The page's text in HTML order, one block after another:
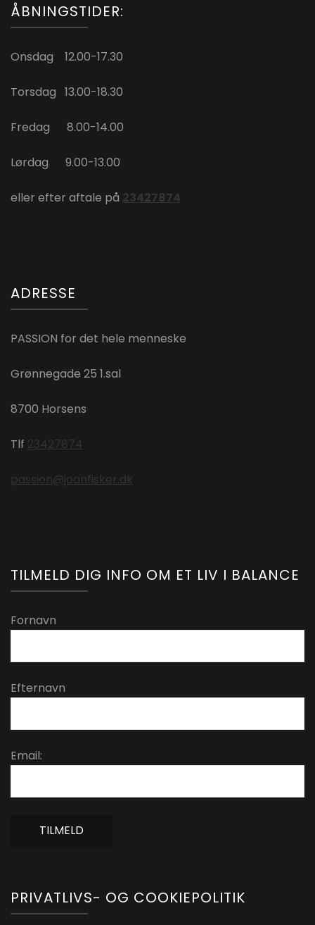
ÅBNINGSTIDER:
Onsdag 12.00-17.30
Torsdag 13.00-18.30
Fredag 8.00-14.00
Lørdag 9.00-13.00
eller efter aftale på 23427874
ADRESSE
PASSION for det hele menneske
Grønnegade 25 1.sal
8700 Horsens
Tlf 23427874
passion@joanfisker.dk
TILMELD DIG INFO OM ET LIV I BALANCE
Fornavn
Efternavn
Email:
PRIVATLIVS- OG COOKIEPOLITIK